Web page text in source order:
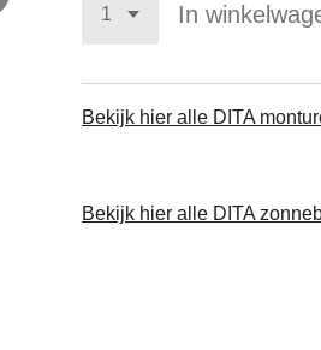
In
Bekijk hier alle DITA
Bekijk hier alle DITA